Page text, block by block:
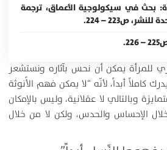
بحث في سيكولوجية الأعماق، ترجمة
ص223 – 224.
للمرأة يمكن أن نحس بآثاره ونستشعر
كاملاً أبداً، لأنّه “لا يمكن فهم الأُنوثة
وبالتالي لا عقلانية، وليس بالإمكان
الإحساس والحدس، ولكن لا من خلال